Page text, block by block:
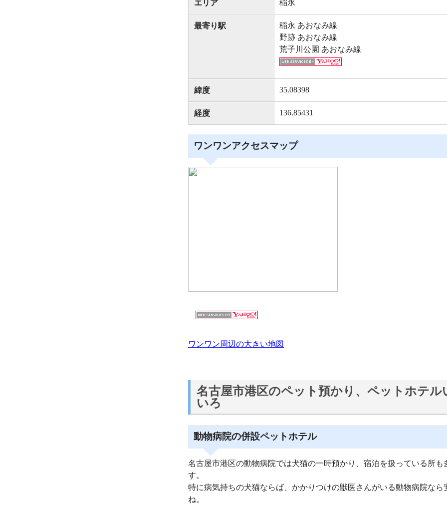
エリア 稲永
最寄り駅
稲永 あおなみ線
野跡 あおなみ線
荒子川公園 あおなみ線
緯度 35.08398
経度 136.85431
ワンワンアクセスマップ
ワンワン周辺の大きい地図
名古屋市港区のペット預かり、ペットホテル
いろ
動物病院の併設ペットホテル
名古屋市港区の動物病院では犬猫の一時預かり、宿泊を扱っている所も
す。
特に病気持ちの犬猫ならば、かかりつけの獣医さんがいる動物病院なら
ね。